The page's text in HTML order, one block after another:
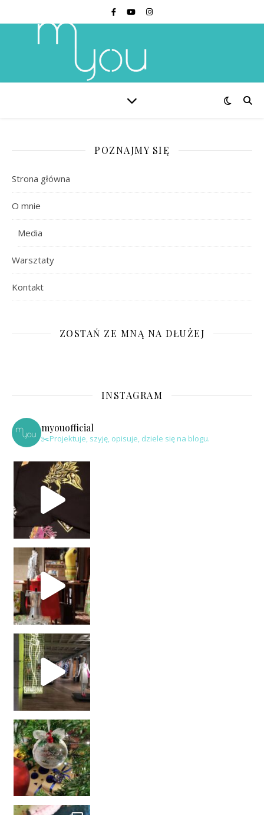
POZNAJMY SIĘ
Strona główna
O mnie
Media
Warsztaty
Kontakt
ZOSTAŃ ZE MNĄ NA DŁUŻEJ
INSTAGRAM
myouofficial
✂️Projektuje, szyję, opisuje, dziele się na blogu.